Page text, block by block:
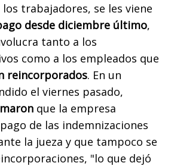
trabajadores, se les viene
desde diciembre último,
tanto a los
como a los empleados que
reincorporados. En un
el viernes pasado,
que la empresa
de las indemnizaciones
la jueza y que tampoco se
"lo que dejó